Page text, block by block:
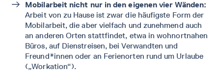
Mobilarbeit nicht nur in den eigenen vier Wänden:
Arbeit von zu Hause ist zwar die häufigste Form der
Mobilarbeit, die aber vielfach und zunehmend auch
an anderen Orten stattfindet, etwa in wohnortnahen
Büros, auf Dienstreisen, bei Verwandten und
Freund*innen oder an Ferienorten rund um Urlaube
(„Workation“).